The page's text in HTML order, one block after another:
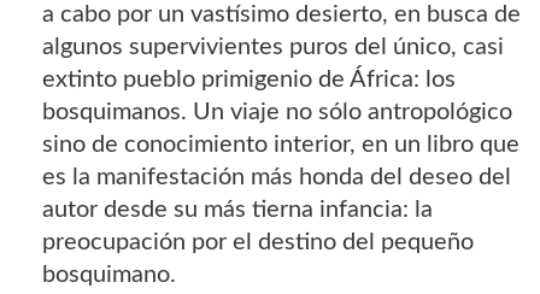
a cabo por un vastísimo desierto, en busca de
algunos supervivientes puros del único, casi
extinto pueblo primigenio de África: los
bosquimanos. Un viaje no sólo antropológico
sino de conocimiento interior, en un libro que
es la manifestación más honda del deseo del
autor desde su más tierna infancia: la
preocupación por el destino del pequeño
bosquimano.